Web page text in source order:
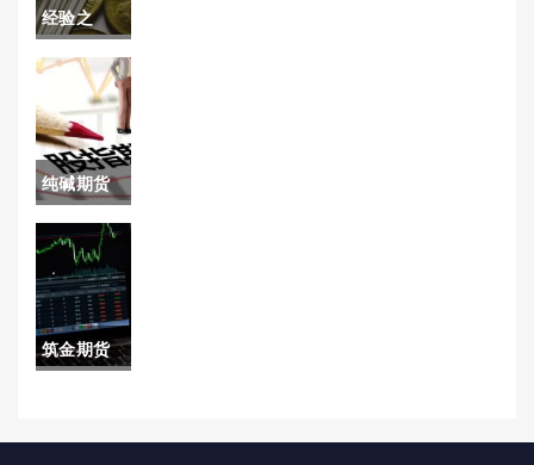
(信管家期
货官网)
经验之
谈！德指
期货手续
费是（帮
助投资者
更好地理
解和控制
交易成
纯碱期货
走势(纯碱
期货走势
分析及建
议)
筑金期货
链)